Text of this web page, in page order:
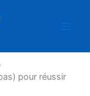
pour réussir